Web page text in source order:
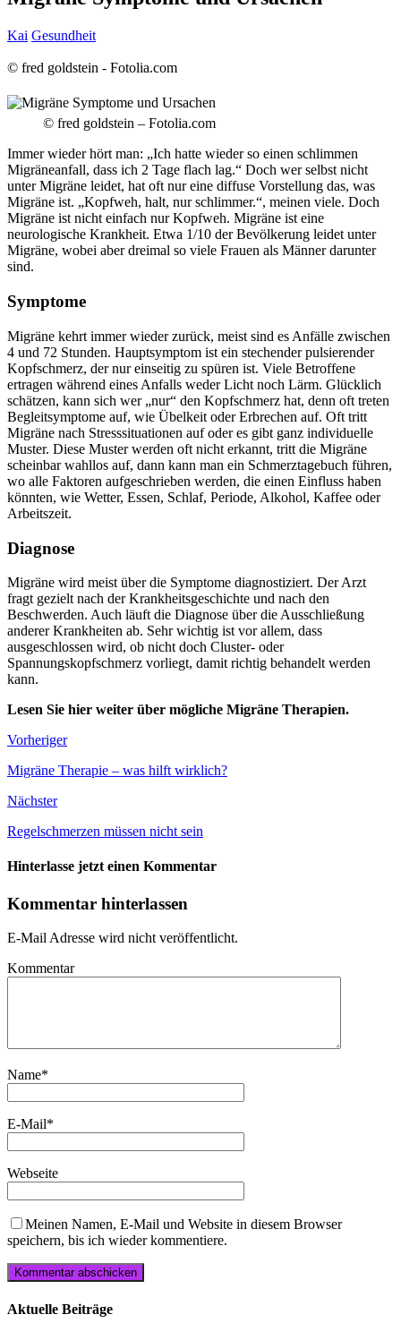
Kai Gesundheit
© fred goldstein - Fotolia.com
© fred goldstein – Fotolia.com
Immer wieder hört man: „Ich hatte wieder so einen schlimmen
Migräneanfall, dass ich 2 Tage flach lag.“ Doch wer selbst nicht
unter Migräne leidet, hat oft nur eine diffuse Vorstellung das, was
Migräne ist. „Kopfweh, halt, nur schlimmer.“, meinen viele. Doch
Migräne ist nicht einfach nur Kopfweh. Migräne ist eine
neurologische Krankheit. Etwa 1/10 der Bevölkerung leidet unter
Migräne, wobei aber dreimal so viele Frauen als Männer darunter
sind.
Symptome
Migräne kehrt immer wieder zurück, meist sind es Anfälle zwischen
4 und 72 Stunden. Hauptsymptom ist ein stechender pulsierender
Kopfschmerz, der nur einseitig zu spüren ist. Viele Betroffene
ertragen während eines Anfalls weder Licht noch Lärm. Glücklich
schätzen, kann sich wer „nur“ den Kopfschmerz hat, denn oft treten
Begleitsymptome auf, wie Übelkeit oder Erbrechen auf. Oft tritt
Migräne nach Stresssituationen auf oder es gibt ganz individuelle
Muster. Diese Muster werden oft nicht erkannt, tritt die Migräne
scheinbar wahllos auf, dann kann man ein Schmerztagebuch führen,
wo alle Faktoren aufgeschrieben werden, die einen Einfluss haben
könnten, wie Wetter, Essen, Schlaf, Periode, Alkohol, Kaffee oder
Arbeitszeit.
Diagnose
Migräne wird meist über die Symptome diagnostiziert. Der Arzt
fragt gezielt nach der Krankheitsgeschichte und nach den
Beschwerden. Auch läuft die Diagnose über die Ausschließung
anderer Krankheiten ab. Sehr wichtig ist vor allem, dass
ausgeschlossen wird, ob nicht doch Cluster- oder
Spannungskopfschmerz vorliegt, damit richtig behandelt werden
kann.
Lesen Sie hier weiter über mögliche Migräne Therapien.
Vorheriger
Migräne Therapie – was hilft wirklich?
Nächster
Regelschmerzen müssen nicht sein
Hinterlasse jetzt einen Kommentar
Kommentar hinterlassen
E-Mail Adresse wird nicht veröffentlicht.
Kommentar
Name*
E-Mail*
Webseite
Meinen Namen, E-Mail und Website in diesem Browser
speichern, bis ich wieder kommentiere.
Aktuelle Beiträge